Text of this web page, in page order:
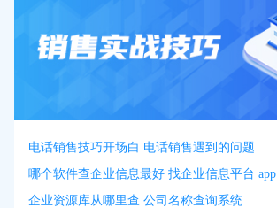
电话销售技巧开场白 电话销售遇到的问题
哪个软件查企业信息最好 找企业信息平台 app
企业资源库从哪里查 公司名称查询系统